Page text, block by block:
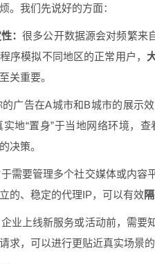
。我们先说好的方面：
：很多公开数据源会对频繁来
序模拟不同地区的正常用户，
关重要。
的广告在A城市和B城市的展示
地“置身”于当地网络环境，
决策。
需要管理多个社交媒体或内容
的、稳定的代理IP，可以有效
企业上线新服务或活动前，需要
求，可以进行更贴近真实场景